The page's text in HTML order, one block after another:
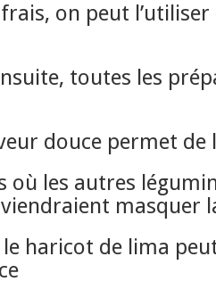
frais, on peut
toutes les
douce permet de
où les autres
masquer
haricot de lima